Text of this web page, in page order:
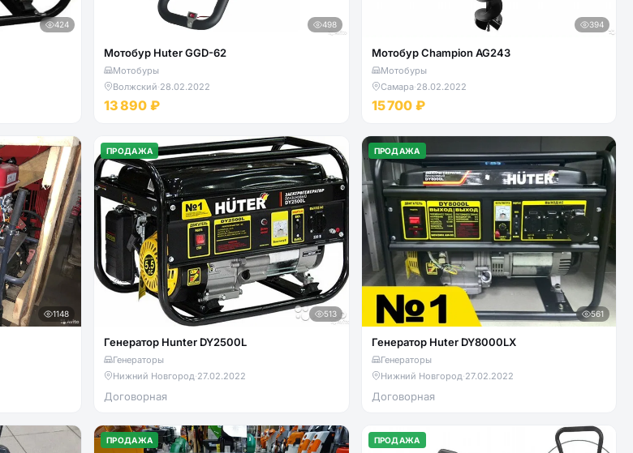
424 498
Мотобур Huter GGD-62
Мотобуры
Волжский·28.02.2022
13 890 ₽
394
Мотобур Champion AG243
Мотобуры
Самара·28.02.2022
15 700 ₽
1148
ПРОДАЖА
513
Генератор Hunter DY2500L
Генераторы
Нижний Новгород·27.02.2022
Договорная
ПРОДАЖА
561
Генератор Huter DY8000LX
Генераторы
Нижний Новгород·27.02.2022
Договорная
ПРОДАЖА ПРОДАЖА